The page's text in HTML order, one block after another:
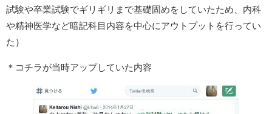
試験や卒業試験でギリギリまで基礎固めをしていたため、内科
や精神医学など暗記科目内容を中心にアウトプットを行ってい
た ）
＊コチラが当時アップしていた内容